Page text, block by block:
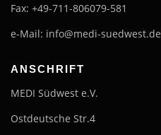
Fax: +49-711-806079-581
e-Mail: info@medi-suedwest.de
ANSCHRIFT
MEDI Südwest e.V.
Ostdeutsche Str.4